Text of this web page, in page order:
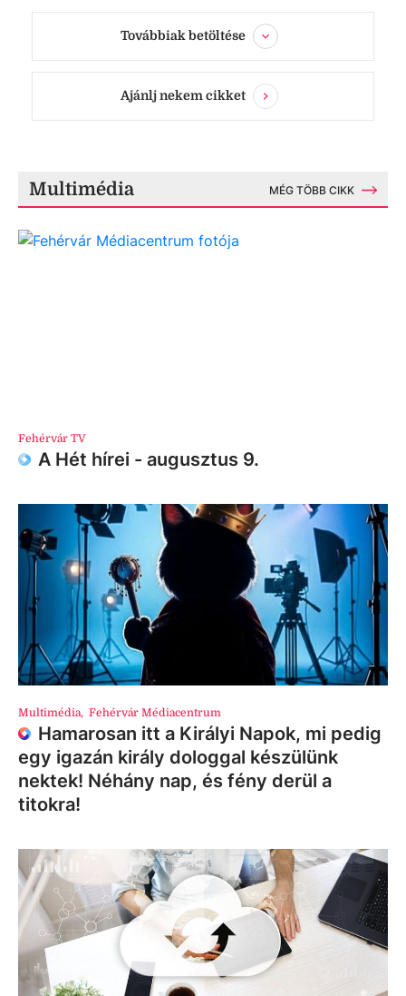
Továbbiak betöltése
Ajánlj nekem cikket
Multimédia MÉG TÖBB CIKK
Fehérvár TV
A Hét hírei - augusztus 9.
Multimédia, Fehérvár Médiacentrum
Hamarosan itt a Királyi Napok, mi pedig
egy igazán király dologgal készülünk
nektek! Néhány nap, és fény derül a
titokra!